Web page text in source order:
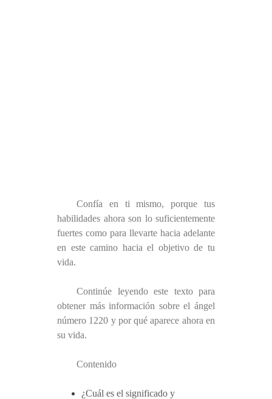
Confía en ti mismo, porque tus
habilidades ahora son lo suficientemente
fuertes como para llevarte hacia adelante
en este camino hacia el objetivo de tu
vida.
Continúe leyendo este texto para
obtener más información sobre el ángel
número 1220 y por qué aparece ahora en
su vida.
Contenido
¿Cuál es el significado y